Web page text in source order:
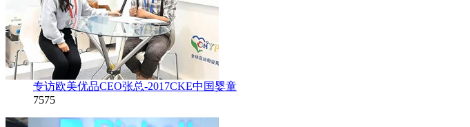
专访欧美优品CEO张总-2017CKE中国婴童
7575